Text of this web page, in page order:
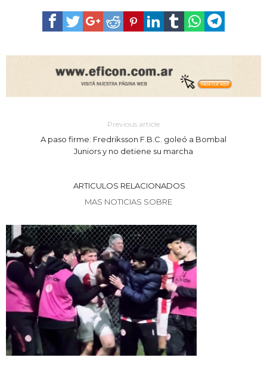
Previous article
A paso firme: Fredriksson F.B.C. goleó a Bombal
Juniors y no detiene su marcha
ARTICULOS RELACIONADOS
MAS NOTICIAS SOBRE